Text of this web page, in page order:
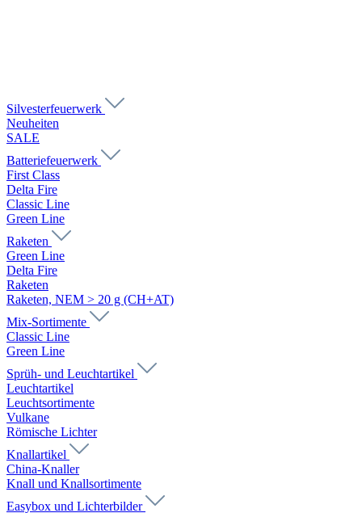
Silvesterfeuerwerk
Neuheiten
SALE
Batteriefeuerwerk
First Class
Delta Fire
Classic Line
Green Line
Raketen
Green Line
Delta Fire
Raketen
Raketen, NEM > 20 g (CH+AT)
Mix-Sortimente
Classic Line
Green Line
Sprüh- und Leuchtartikel
Leuchtartikel
Leuchtsortimente
Vulkane
Römische Lichter
Knallartikel
China-Knaller
Knall und Knallsortimente
Easybox und Lichterbilder